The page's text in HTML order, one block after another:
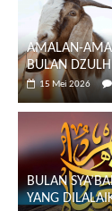
AMALAN-
BULAN
15 Mei 2026
BULAN
YANG